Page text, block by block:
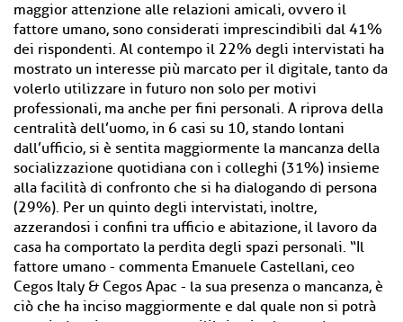
maggior attenzione alle relazioni amicali, ovvero il
fattore umano, sono considerati imprescindibili dal 41%
dei rispondenti. Al contempo il 22% degli intervistati ha
mostrato un interesse più marcato per il digitale, tanto da
volerlo utilizzare in futuro non solo per motivi
professionali, ma anche per fini personali. A riprova della
centralità dell’uomo, in 6 casi su 10, stando lontani
dall’ufficio, si è sentita maggiormente la mancanza della
socializzazione quotidiana con i colleghi (31%) insieme
alla facilità di confronto che si ha dialogando di persona
(29%). Per un quinto degli intervistati, inoltre,
azzerandosi i confini tra ufficio e abitazione, il lavoro da
casa ha comportato la perdita degli spazi personali. “Il
fattore umano - commenta Emanuele Castellani, ceo
Cegos Italy & Cegos Apac - la sua presenza o mancanza, è
ciò che ha inciso maggiormente e dal quale non si potrà